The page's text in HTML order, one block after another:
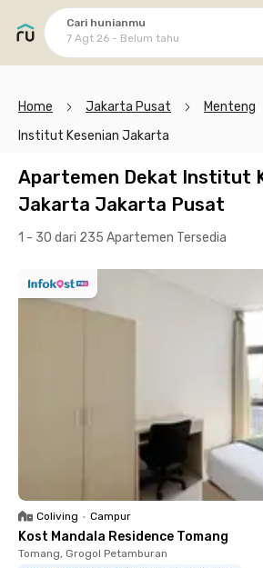
Cari hunianmu
7 Agt 26 - Belum tahu
Home Jakarta Pusat
Menteng
Institut Kesenian Jakarta
Apartemen Dekat Institut
Jakarta Jakarta Pusat
1 - 30 dari 235 Apartemen Tersedia
Coliving • Campur
Kost Mandala Residence Tomang
Tomang, Grogol Petamburan